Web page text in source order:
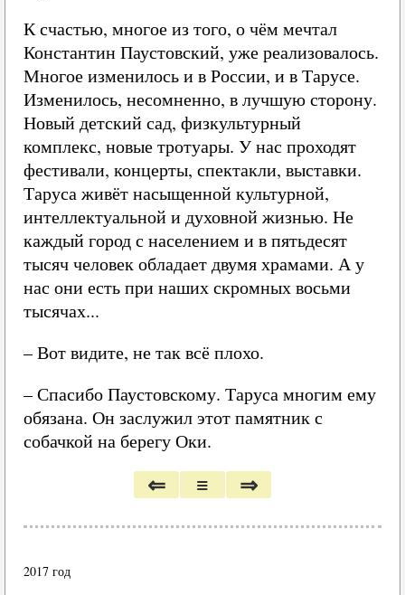
К счастью, многое из того, о чём мечтал
Константин Паустовский, уже реализовалось.
Многое изменилось и в России, и в Тарусе.
Изменилось, несомненно, в лучшую сторону.
Новый детский сад, физкультурный
комплекс, новые тротуары. У нас проходят
фестивали, концерты, спектакли, выставки.
Таруса живёт насыщенной культурной,
интеллектуальной и духовной жизнью. Не
каждый город с населением и в пятьдесят
тысяч человек обладает двумя храмами. А у
нас они есть при наших скромных восьми
тысячах...
– Вот видите, не так всё плохо.
– Спасибо Паустовскому. Таруса многим ему
обязана. Он заслужил этот памятник с
собачкой на берегу Оки.
⇐ ≡ ⇒
2017 год